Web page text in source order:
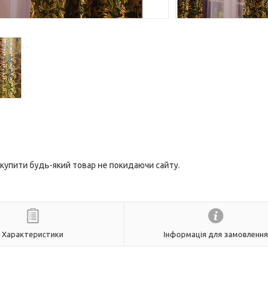
будь-який товар не покидаючи сайту.
Характеристики Інформація для замовлення